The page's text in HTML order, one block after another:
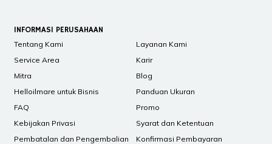
INFORMASI PERUSAHAAN
Tentang Kami
Layanan Kami
Service Area
Karir
Mitra
Blog
Helloilmare untuk Bisnis
Panduan Ukuran
FAQ
Promo
Kebijakan Privasi
Syarat dan Ketentuan
Pembatalan dan Pengembalian
Konfirmasi Pembayaran